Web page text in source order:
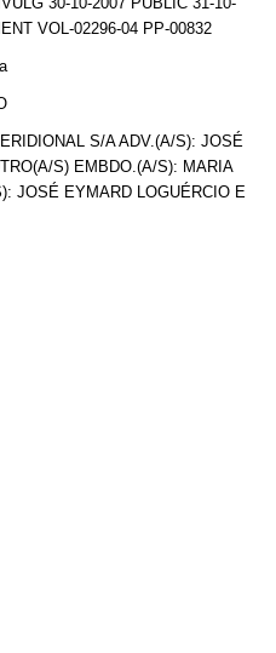
VOL-02296-04 PP-00832
S/A ADV.(A/S): JOSÉ
S) EMBDO.(A/S): MARIA
JOSÉ EYMARD LOGUÉRCIO E